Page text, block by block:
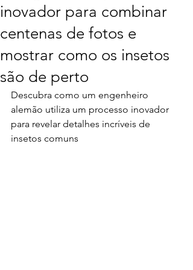
inovador para combinar
centenas de fotos e
mostrar como os insetos
são de perto
Descubra como um engenheiro
alemão utiliza um processo inovador
para revelar detalhes incríveis de
insetos comuns